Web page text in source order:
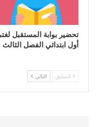
تحضير بوابة المستقبل
أول ابتدائي الفصل الثالث
السابق التالي